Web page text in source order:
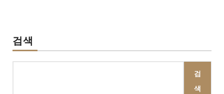
검색
검
색